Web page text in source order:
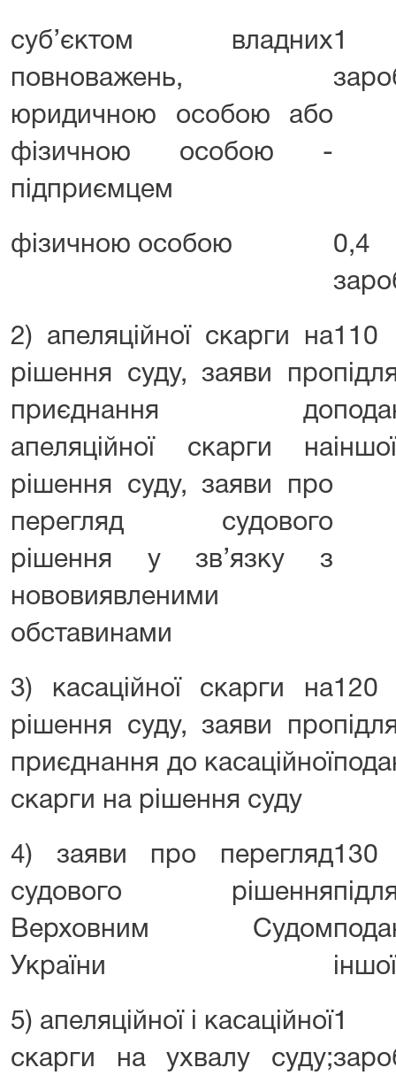
суб’єктом владних
повноважень,
юридичною особою або
фізичною особою -
підприємцем
1
фізичною особою
0,4
2) апеляційної скарги на
рішення суду, заяви про
приєднання до
апеляційної скарги на
рішення суду, заяви про
перегляд судового
рішення у зв’язку з
нововиявленими
обставинами
110
3) касаційної скарги на
рішення суду, заяви про
приєднання до касаційної
скарги на рішення суду
120
4) заяви про перегляд
судового рішення
Верховним Судом
України
130
5) апеляційної і касаційної
скарги на ухвалу суду;
1